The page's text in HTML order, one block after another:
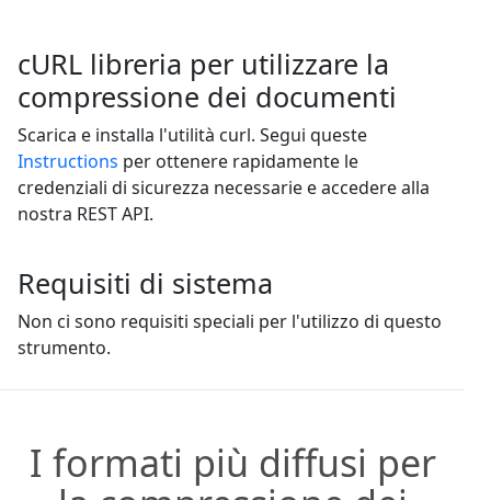
cURL libreria per utilizzare la
compressione dei documenti
Scarica e installa l'utilità curl. Segui queste
Instructions per ottenere rapidamente le
credenziali di sicurezza necessarie e accedere alla
nostra REST API.
Requisiti di sistema
Non ci sono requisiti speciali per l'utilizzo di questo
strumento.
I formati più diffusi per